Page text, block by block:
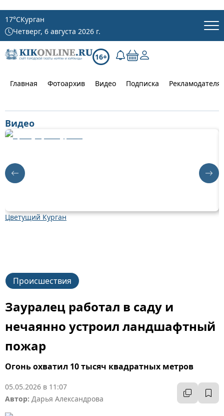
17°CКурган
Четверг, 6 августа 2026 г.
16+
Главная Фотоархив Видео Подписка
Видео
Цветущий Курган
Происшествия
Зауралец работал в саду и
нечаянно устроил ландшафтный
пожар
Огонь охватил 10 тысяч квадратных метров
05.05.2026 в 11:07
Автор: Дарья Александрова